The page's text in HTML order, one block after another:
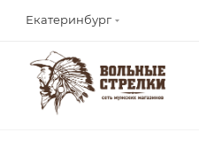
Екатеринбург